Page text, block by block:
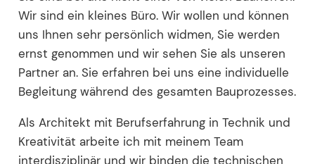
Wir sind ein kleines Büro. Wir wollen und können
uns Ihnen sehr persönlich widmen, Sie werden
ernst genommen und wir sehen Sie als unseren
Partner an. Sie erfahren bei uns eine individuelle
Begleitung während des gesamten Bauprozesses.
Als Architekt mit Berufserfahrung in Technik und
Kreativität arbeite ich mit meinem Team
interdisziplinär und wir binden die technischen